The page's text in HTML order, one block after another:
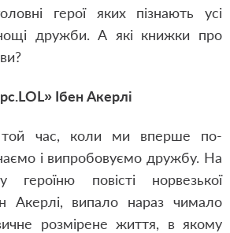
герої яких пізнають усі
дружби. А які книжки про
Ібен Акерлі
час, коли ми вперше по-
і випробовуємо дружбу. На
героїню повісті норвезької
Акерлі, випало нараз чимало
розмірене життя, в якому